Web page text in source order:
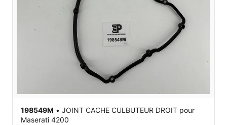
198549M • JOINT CACHE CULBUTEUR DROIT pour
Maserati 4200